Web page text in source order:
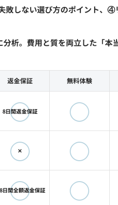
デザインスクールについては
・ディレクション部門を管掌
却）
しない選び方のポイント、④
析。費用と質を両立した「本
返金保証 無料体験
◯
8日間返金保証 ◯
◯
✕ ◯
◯
8日間全額返金保証 ◯